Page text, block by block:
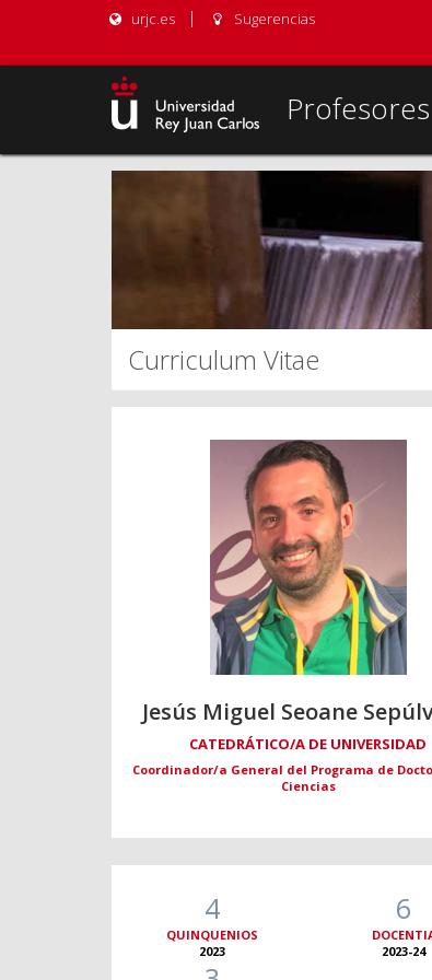
urjc.es Sugerencias
Curriculum Vitae
Jesús Miguel Seoane
CATEDRÁTICO/A DE UNIVERSIDAD
Coordinador/a General del Programa de
Ciencias
4
QUINQUENIOS
2023
6
2023-24